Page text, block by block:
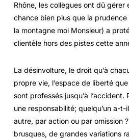
Rhône, les collègues ont dû gérer
chance bien plus que la prudence
la montagne moi Monsieur) a
clientèle hors des pistes cette
La désinvolture, le droit qu’à
propre vie, l’espace de liberté
sont professés jusqu’à l’accident.
une responsabilité; quelqu’un a-t-
autre, par action ou par omission
brusques, de grandes variations